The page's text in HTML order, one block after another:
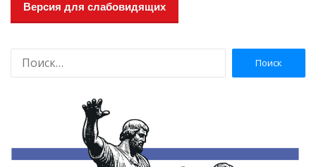
Версия для слабовидящих